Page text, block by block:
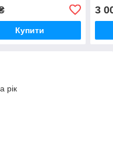
Купити
3
рік